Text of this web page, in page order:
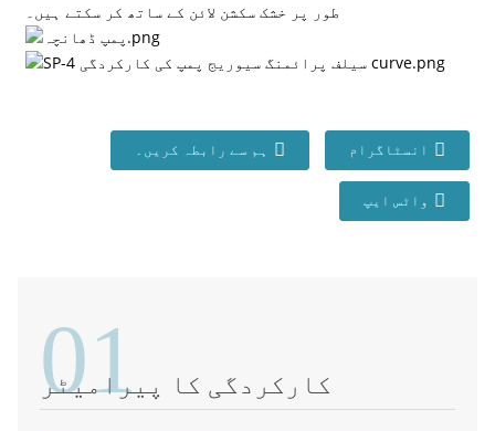
طور پر خشک سکشن لائن کے ساتھ کر سکتے ہیں۔
ہم سے رابطہ کریں۔ انسٹاگرام
واٹس ایپ
01
کارکردگی کا پیرامیٹر